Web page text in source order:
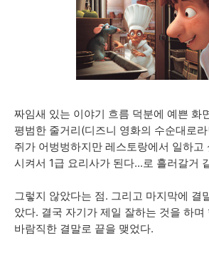
짜임새 있는 이야기 흐름 덕분에 예쁜 화
평범한 줄거리(디즈니 영화의 수순대로
쥐가 어벙벙하지만 레스토랑에서 일하고
시켜서 1급 요리사가 된다...로 흘러갈거
그렇지 않았다는 점. 그리고 마지막에 결
았다. 결국 자기가 제일 잘하는 것을 하며
바람직한 결말로 끝을 맺었다.